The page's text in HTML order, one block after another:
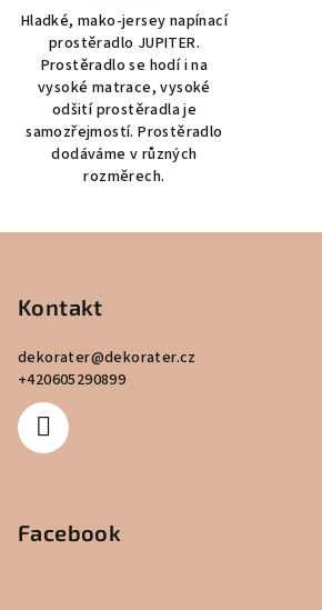
Hladké, mako-jersey napínací
prostěradlo JUPITER.
Prostěradlo se hodí i na
vysoké matrace, vysoké
odšití prostěradla je
samozřejmostí. Prostěradlo
dodáváme v různých
rozměrech.
Kontakt
dekorater@dekorater.cz
+420605290899
Facebook